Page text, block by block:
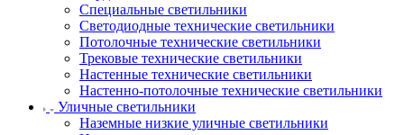
Специальные светильники
Светодиодные технические светильники
Потолочные технические светильники
Трековые технические светильники
Настенные технические светильники
Настенно-потолочные технические светильники
Уличные светильники
Наземные низкие уличные светильники